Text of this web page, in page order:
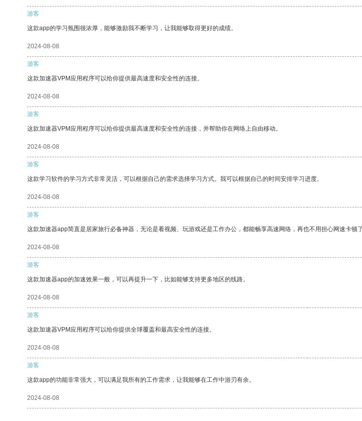
游客
这款app的学习氛围很浓厚，能够激励我不断学习，让我能够取得更好的成绩。
2024-08-08
游客
这款加速器VPM应用程序可以给你提供最高速度和安全性的连接。
2024-08-08
游客
这款加速器VPM应用程序可以给你提供最高速度和安全性的连接，并帮助你在网络上自由移动。
2024-08-08
游客
这款学习软件的学习方式非常灵活，可以根据自己的需求选择学习方式。我可以根据自己的时间安排学习进度。
2024-08-08
游客
这款加速器app简直是居家旅行必备神器，无论是看视频、玩游戏还是工作办公，都能畅享高速网络，再也不用担心网速卡顿了
2024-08-08
游客
这款加速器app的加速效果一般，可以再提升一下，比如能够支持更多地区的线路。
2024-08-08
游客
这款加速器VPM应用程序可以给你提供全球覆盖和最高安全性的连接。
2024-08-08
游客
这款app的功能非常强大，可以满足我所有的工作需求，让我能够在工作中游刃有余。
2024-08-08